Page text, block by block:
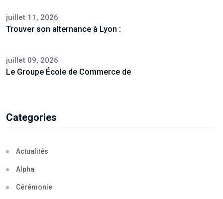
juillet 11, 2026
Trouver son alternance à Lyon :
juillet 09, 2026
Le Groupe École de Commerce de
Categories
Actualités
Alpha
Cérémonie